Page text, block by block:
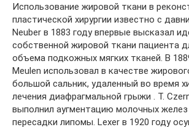
Использование жировой ткани в
пластической хирургии известно с
Neuber в 1883 году впервые высказал
собственной жировой ткани пациента
объема подкожных мягких тканей. В
Meulen использовал в качестве
большой сальник, удаленный во время
лечения диафрагмальной грыжи . T.
выполнил аугментацию молочных
пересадки липомы. Lexer в 1920 году